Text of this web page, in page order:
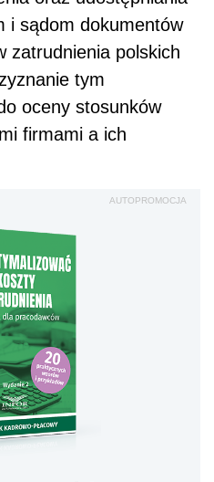
i sądom dokumentów
zatrudnienia polskich
tym
oceny stosunków
firmami a ich
AUTOPROMOCJA